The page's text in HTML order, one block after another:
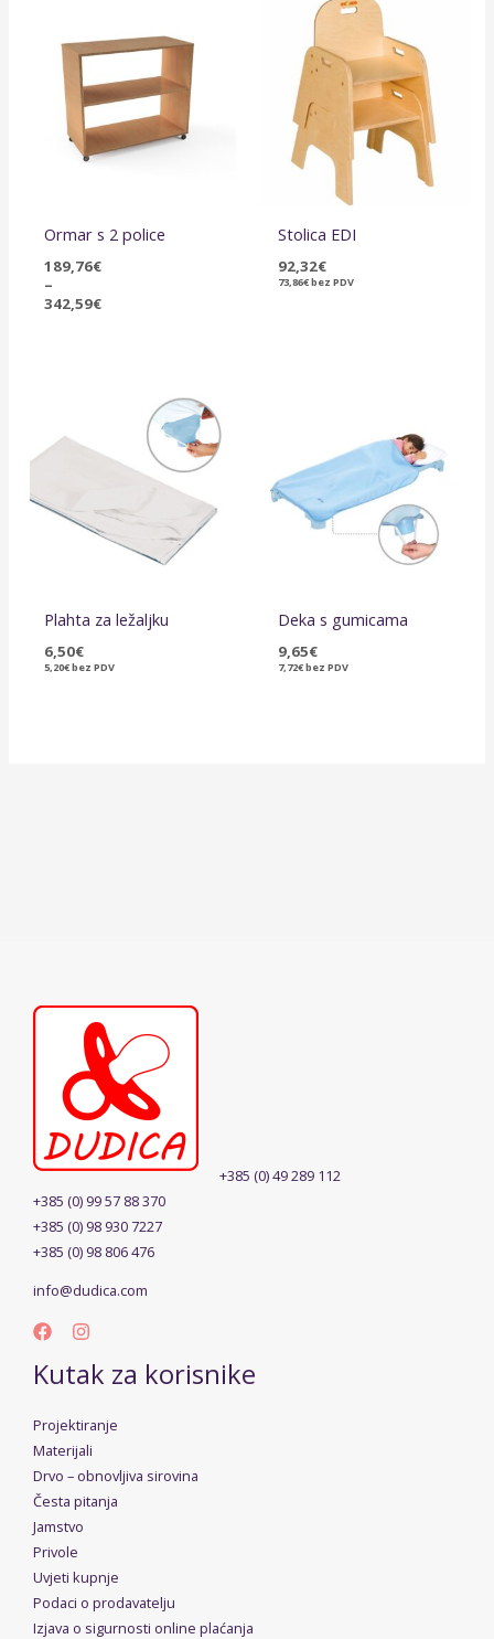
Ormar s 2 police
189,76€
–
342,59€
od
189,76€
342,59€
Stolica EDI
92,32€
73,86€bez PDV
Plahta za ležaljku
6,50€
5,20€bez PDV
Deka s gumicama
9,65€
7,72€bez PDV
+385 (0) 49 289 112
+385 (0) 99 57 88 370
+385 (0) 98 930 7227
+385 (0) 98 806 476
info@dudica.com
Kutak za korisnike
Projektiranje
Materijali
Drvo – obnovljiva sirovina
Česta pitanja
Jamstvo
Privole
Uvjeti kupnje
Podaci o prodavatelju
Izjava o sigurnosti online plaćanja